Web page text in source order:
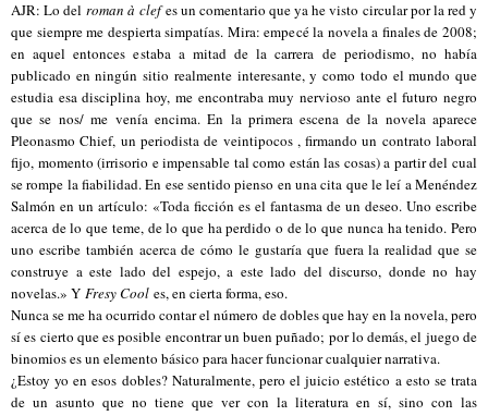
AJR: Lo delroman à clefes un comentario que ya he visto circular por la red y
que siempre me despierta simpatías. Mira: empecé la novela a finales de 2008;
en aquel entonces estaba a mitad de la carrera de periodismo, no había
publicado en ningún sitio realmente interesante, y como todo el mundo que
estudia esa disciplina hoy, me encontraba muy nervioso ante el futuro negro
que se nos/ me venía encima. En la primera escena de la novela aparece
Pleonasmo Chief, un periodista de veintipocos , firmando un contrato laboral
fijo, momento (irrisorio e impensable tal como están las cosas) a partir del cual
se rompe la fiabilidad. En ese sentido pienso en una cita que le leí a Menéndez
Salmón en un artículo: «Toda ficción es el fantasma de un deseo. Uno escribe
acerca de lo que teme, de lo que ha perdido o de lo que nunca ha tenido. Pero
uno escribe también acerca de cómo le gustaría que fuera la realidad que se
construye a este lado del espejo, a este lado del discurso, donde no hay
novelas.» Y Fresy Cool es, en cierta forma, eso.
Nunca se me ha ocurrido contar el número de dobles que hay en la novela, pero
sí es cierto que es posible encontrar un buen puñado; por lo demás, el juego de
binomios es un elemento básico para hacer funcionar cualquier narrativa.
¿Estoy yo en esos dobles? Naturalmente, pero el juicio estético a esto se trata
de un asunto que no tiene que ver con la literatura en sí, sino con las